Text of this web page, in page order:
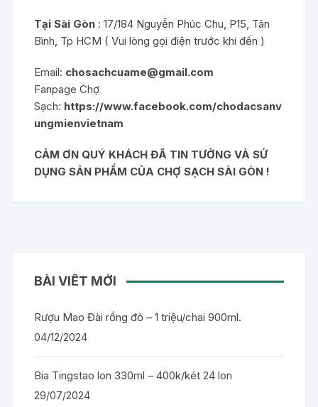
Tại Sài Gòn : 17/184 Nguyễn Phúc Chu, P15, Tân
Bình, Tp HCM ( Vui lòng gọi điện trước khi đến )
Email: chosachcuame@gmail.com
Fanpage Chợ
Sạch: https://www.facebook.com/chodacsanv
ungmienvietnam
CẢM ƠN QUÝ KHÁCH ĐÃ TIN TƯỞNG VÀ SỬ
DỤNG SẢN PHẨM CỦA CHỢ SẠCH SÀI GÒN !
BÀI VIẾT MỚI
Rượu Mao Đài rồng đỏ – 1 triệu/chai 900ml.
04/12/2024
Bia Tingstao lon 330ml – 400k/két 24 lon
29/07/2024